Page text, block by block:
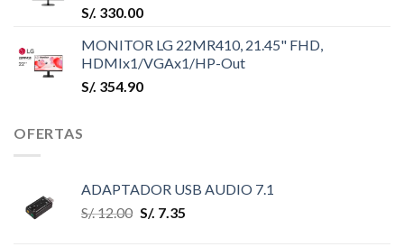
S/. 330.00
MONITOR LG 22MR410, 21.45" FHD,
HDMIx1/VGAx1/HP-Out
S/. 354.90
OFERTAS
ADAPTADOR USB AUDIO 7.1
S/.12.00 S/. 7.35